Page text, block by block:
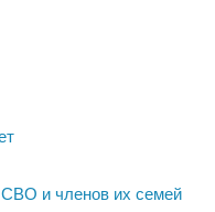
и членов их семей